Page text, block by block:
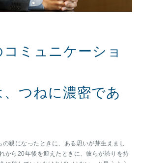
ミュニケーショ
つねに濃密であ
親になったときに、ある思いが芽生えまし
から20年後を迎えたときに、彼らが誇りを持